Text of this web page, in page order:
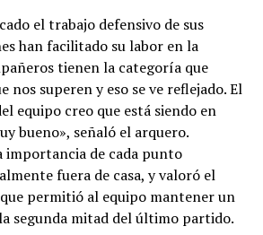
el trabajo defensivo de sus
han facilitado su labor en la
tienen la categoría que
nos superen y eso se ve reflejado. El
equipo creo que está siendo en
bueno», señaló el arquero.
importancia de cada punto
fuera de casa, y valoró el
permitió al equipo mantener un
segunda mitad del último partido.